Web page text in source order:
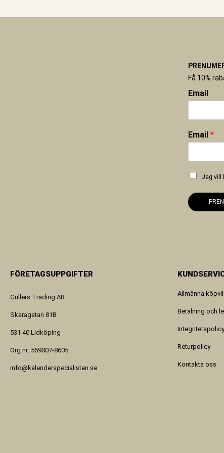
Få 10%
Email
Email *
Jag vill
FÖRETAGSUPPGIFTER
Gullers Trading AB
Skaragatan 81B
531 40 Lidköping
Org.nr: 559007-8605
info@kalenderspecialisten.se
Allmänna
Betalning och
Integritetspolicy
Returpolicy
Kontakta oss